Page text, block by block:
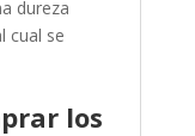
dureza
cual se
los